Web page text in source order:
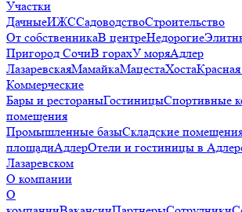
Участки
ДачныеИЖССадоводствоСтроительство
От собственникаВ центреНедорогие
Пригород СочиВ горахУ моряАдлер
ЛазаревскаяМамайкаМацестаХоста
Коммерческие
Бары и рестораныГостиницыСпортивные
помещения
Промышленные базыСкладские
площадиАдлерОтели и гостиницы в
Лазаревском
О компании
О